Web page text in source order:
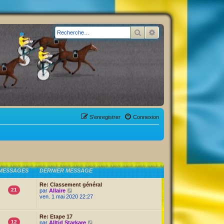
Rechercher
Connexion
S’enregistrer
DERNIER MESSAGE
21
Re: Classement général
par Allaire
o
e
ven. 1 mai 2020 22:27
12
Re: Etape 17
par Alltid Starkare